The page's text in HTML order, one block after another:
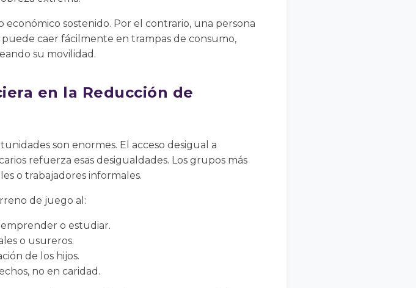
sostenido. Por el contrario, una persona
caer fácilmente en trampas de consumo,
su movilidad.
en la Reducción de
son enormes. El acceso desigual a
refuerza esas desigualdades. Los grupos más
o trabajadores informales.
de juego al:
o estudiar.
o usureros.
de los hijos.
no en caridad.